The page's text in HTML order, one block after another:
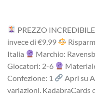
PREZZO
i‎nv‎ec‎e ‎di‎ €9,99
Italia
Marchio:
Giocatori: 2-6
Confezione: 1
Apri su
variazioni. KadabraCards